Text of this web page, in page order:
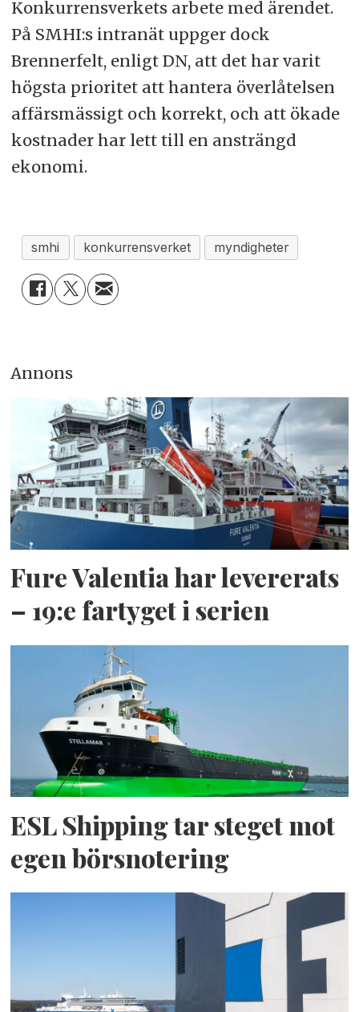
Konkurrensverkets arbete med ärendet.
På SMHI:s intranät uppger dock
Brennerfelt, enligt DN, att det har varit
högsta prioritet att hantera överlåtelsen
affärsmässigt och korrekt, och att ökade
kostnader har lett till en ansträngd
ekonomi.
smhi konkurrensverket myndigheter
Annons
Fure Valentia har levererats
– 19:e fartyget i serien
ESL Shipping tar steget mot
egen börsnotering